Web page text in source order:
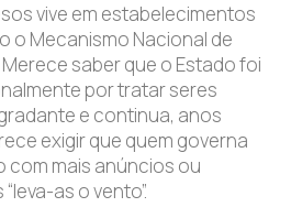
vive em estabelecimentos
o Mecanismo Nacional de
saber que o Estado foi
por tratar seres
e continua, anos
exigir que quem governa
com mais anúncios ou
as o vento”.